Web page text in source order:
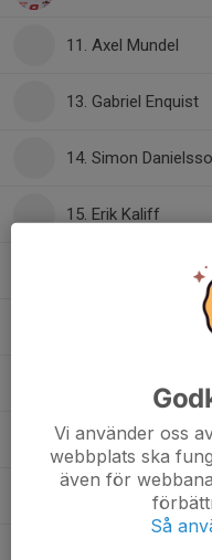
11. Axel Mundel
13. Gabriel Enquist
14. Simon
15. Erik Kaliff
17. Gabriel Lundkvist
19. Hannes Karlsson
20. Hugo Nylund
Vi använder oss
webbplats ska
även för
Så